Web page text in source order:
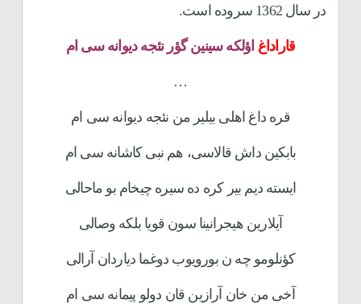
در سال 1362 سروده است.
قاراداغ اؤلکه سینین گؤر نئجه دیوانه سی ام
…
قره داغ اهلی بیلیر من نئجه دیوانه سی ام
بابکین داش قالاسی، هم نبی کاشانه سی ام
ایسته دیم بیر کره ده سیره چیخام بو ماحالی
آیلارین هیجرانینا سون قویا بلکه وصالی
کؤنلومو چه ن بورویوب دوغما دیاردان آرالی
آخی من خان آرازین قان دولو پیمانه سی ام